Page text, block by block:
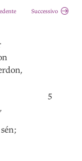
Successivo
,
,
sén;
5